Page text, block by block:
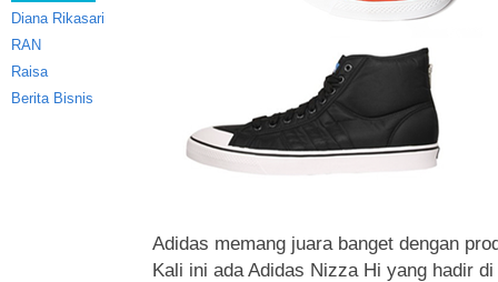
Diana Rikasari
RAN
Raisa
Berita Bisnis
Adidas memang juara banget dengan
Kali ini ada Adidas Nizza Hi yang hadir